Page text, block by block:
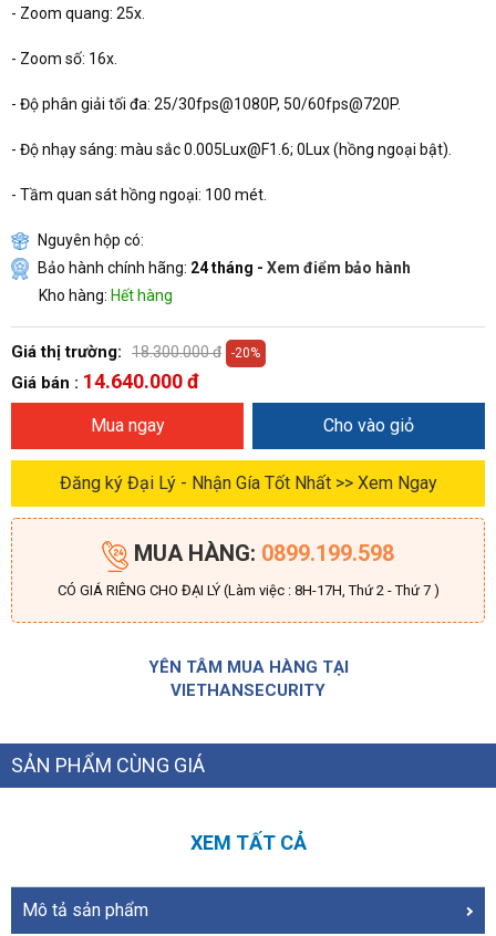
- Zoom quang: 25x.
- Zoom số: 16x.
- Độ phân giải tối đa: 25/30fps@1080P, 50/60fps@720P.
- Độ nhạy sáng: màu sắc 0.005Lux@F1.6; 0Lux (hồng ngoại bật).
- Tầm quan sát hồng ngoại: 100 mét.
Nguyên hộp có:
Bảo hành chính hãng: 24 tháng - Xem điểm bảo hành
Kho hàng: Hết hàng
Giá thị trường: 18.300.000 đ -20%
Giá bán : 14.640.000 đ
Mua ngay Cho vào giỏ
Đăng ký Đại Lý - Nhận Gía Tốt Nhất >> Xem Ngay
MUA HÀNG: 0899.199.598
CÓ GIÁ RIÊNG CHO ĐẠI LÝ (Làm việc : 8H-17H, Thứ 2 - Thứ 7 )
YÊN TÂM MUA HÀNG TẠI
VIETHANSECURITY
SẢN PHẨM CÙNG GIÁ
XEM TẤT CẢ
Mô tả sản phẩm